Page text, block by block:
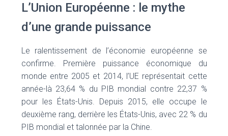
L’Union Européenne : le mythe
d’une grande puissance
Le ralentissement de l’économie européenne se
confirme. Première puissance économique du
monde entre 2005 et 2014, l’UE représentait cette
année-là 23,64 % du PIB mondial contre 22,37 %
pour les États-Unis. Depuis 2015, elle occupe le
deuxième rang, derrière les États-Unis, avec 22 % du
PIB mondial et talonnée par la Chine.